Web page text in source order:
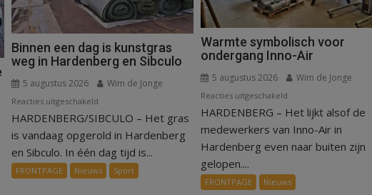
Binnen een dag is kunstgras
weg in Hardenberg en Sibculo
5 augustus 2026 Wim de Jonge
Reacties uitgeschakeld
Binnen
een
dag
is
kunstgras
HARDENBERG/SIBCULO – Het gras
is vandaag opgerold in Hardenberg
en Sibculo. In één dag tijd is...
FRONTPAGE Nieuws Sport
Warmte symbolisch voor
ondergang Inno-Air
5 augustus 2026 Wim de Jonge
Reacties uitgeschakeld
Warmte
symbolisch
Inno-
Air
HARDENBERG – Het lijkt alsof de
medewerkers van Inno-Air in
Hardenberg even naar buiten zijn
gelopen....
FRONTPAGE Nieuws